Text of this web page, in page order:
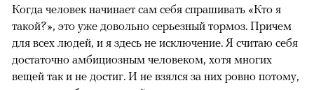
Когда человек начинает сам себя спрашивать «Кто я
такой?», это уже довольно серьезный тормоз. Причем
для всех людей, и я здесь не исключение. Я считаю себя
достаточно амбициозным человеком, хотя многих
вещей так и не достиг. И не взялся за них ровно потому,